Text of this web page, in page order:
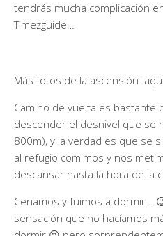
tendrás mucha complicación
Timezguide…
Más fotos de la ascensión:
Camino de vuelta es bastante
descender el desnivel que se
800m), y la verdad es que se
al refugio comimos y nos
descansar hasta la hora de la
Cenamos y fuimos a dormir…
sensación que no hacíamos